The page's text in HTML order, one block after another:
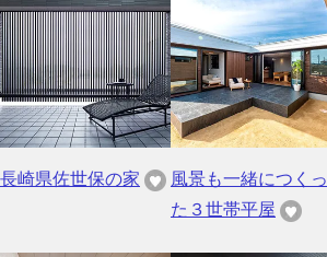
長崎県佐世保の家
風景も一緒につくっ
た３世帯平屋